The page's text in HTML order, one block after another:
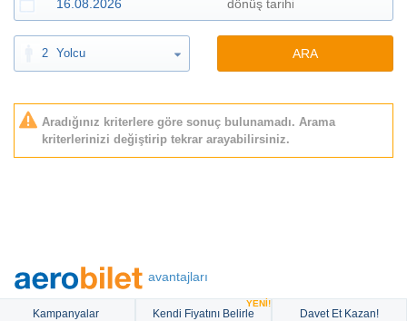
2 Yolcu ARA
Aradığınız kriterlere göre sonuç bulunamadı. Arama
kriterlerinizi değiştirip tekrar arayabilirsiniz.
avantajları
Kampanyalar Kendi Fiyatını Belirle
YENİ!
Davet Et Kazan!